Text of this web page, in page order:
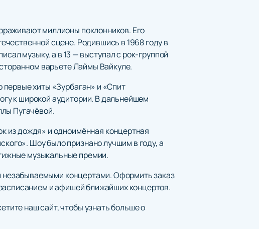
миллионы поклонников. Его
сцене. Родившись в 1968 году в
музыку, а в 13 — выступал с рок-группой
варьете Лаймы Вайкуле.
хиты «Зурбаган» и «Спит
к широкой аудитории. В дальнейшем
Пугачёвой.
из дождя» и одноимённая концертная
Шоу было признано лучшим в году, а
музыкальные премии.
концертами. Оформить заказ
и афишей ближайших концертов.
наш сайт, чтобы узнать больше о